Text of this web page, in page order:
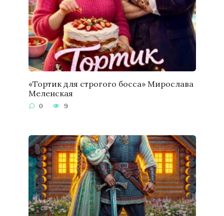
«Тортик для строгого босса» Мирослава
Меленская
0 9